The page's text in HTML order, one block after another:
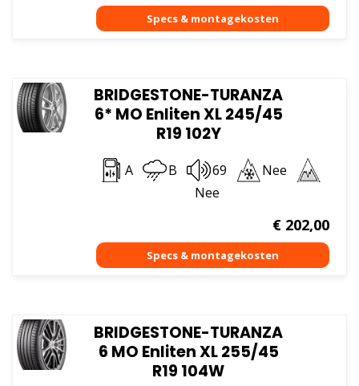
BRIDGESTONE-TURANZA
6* MO Enliten XL 245/45
R19 102Y
A B 69
Nee
Nee
€202,00
BRIDGESTONE-TURANZA
6 MO Enliten XL 255/45
R19 104W